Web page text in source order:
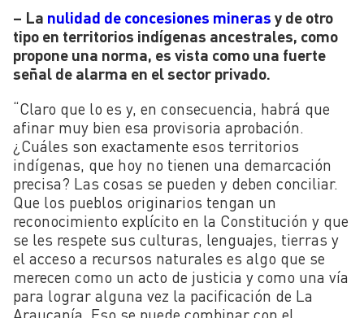
– La nulidad de concesiones mineras y de otro
tipo en territorios indígenas ancestrales, como
propone una norma, es vista como una fuerte
señal de alarma en el sector privado.
“Claro que lo es y, en consecuencia, habrá que
afinar muy bien esa provisoria aprobación.
¿Cuáles son exactamente esos territorios
indígenas, que hoy no tienen una demarcación
precisa? Las cosas se pueden y deben conciliar.
Que los pueblos originarios tengan un
reconocimiento explícito en la Constitución y que
se les respete sus culturas, lenguajes, tierras y
el acceso a recursos naturales es algo que se
merecen como un acto de justicia y como una vía
para lograr alguna vez la pacificación de La
Araucanía. Eso se puede combinar con el